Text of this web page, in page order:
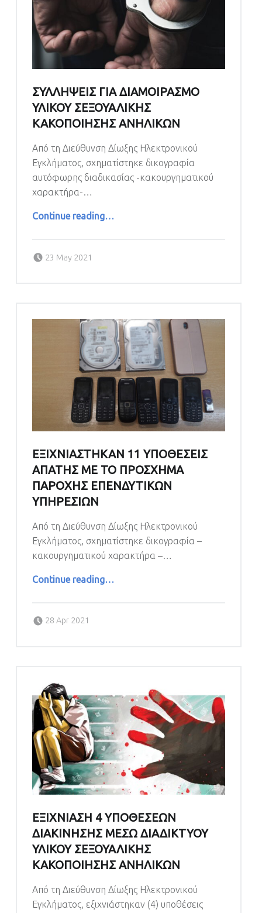
ΣΥΛΛΗΨΕΙΣ ΓΙΑ ΔΙΑΜΟΙΡΑΣΜΟ
ΥΛΙΚΟΥ ΣΕΞΟΥΑΛΙΚΗΣ
ΚΑΚΟΠΟΙΗΣΗΣ ΑΝΗΛΙΚΩΝ
Από τη Διεύθυνση Δίωξης Ηλεκτρονικού
Εγκλήματος, σχηματίστηκε δικογραφία
αυτόφωρης διαδικασίας -κακουργηματικού
χαρακτήρα-…
Continue reading“ΣΥΛΛΗΨΕΙΣ ΓΙΑ ΔΙΑΜΟΙΡΑΣΜΟ ΥΛΙΚΟΥ ΣΕΞΟΥΑΛΙΚΗΣ ΚΑΚΟΠΟΙΗΣΗΣ ΑΝΗΛΙΚΩΝ”
…
23 May 2021
ΕΞΙΧΝΙΑΣΤΗΚΑΝ 11 ΥΠΟΘΕΣΕΙΣ
ΑΠΑΤΗΣ ΜΕ ΤΟ ΠΡΟΣΧΗΜΑ
ΠΑΡΟΧΗΣ ΕΠΕΝΔΥΤΙΚΩΝ
ΥΠΗΡΕΣΙΩΝ
Από τη Διεύθυνση Δίωξης Ηλεκτρονικού
Εγκλήματος, σχηματίστηκε δικογραφία –
κακουργηματικού χαρακτήρα –…
Continue reading“ΕΞΙΧΝΙΑΣΤΗΚΑΝ 11 ΥΠΟΘΕΣΕΙΣ ΑΠΑΤΗΣ ΜΕ ΤΟ ΠΡΟΣΧΗΜΑ ΠΑΡΟΧΗΣ ΕΠΕΝΔΥΤΙΚΩΝ ΥΠΗΡΕΣΙΩΝ”
…
28 Apr 2021
ΕΞΙΧΝΙΑΣΗ 4 ΥΠΟΘΕΣΕΩΝ
ΔΙΑΚΙΝΗΣΗΣ ΜΕΣΩ ΔΙΑΔΙΚΤΥΟΥ
ΥΛΙΚΟΥ ΣΕΞΟΥΑΛΙΚΗΣ
ΚΑΚΟΠΟΙΗΣΗΣ ΑΝΗΛΙΚΩΝ
Από τη Διεύθυνση Δίωξης Ηλεκτρονικού
Εγκλήματος, εξιχνιάστηκαν (4) υποθέσεις